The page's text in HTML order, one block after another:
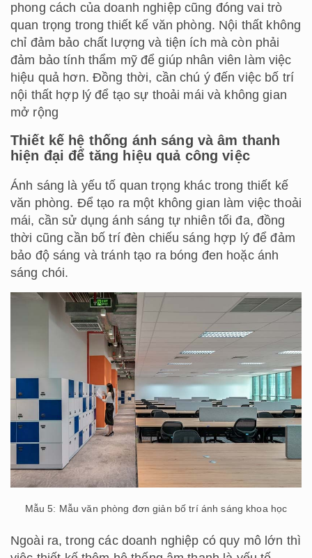
phong cách của doanh nghiệp cũng đóng vai trò
quan trọng trong thiết kế văn phòng. Nội thất không
chỉ đảm bảo chất lượng và tiện ích mà còn phải
đảm bảo tính thẩm mỹ để giúp nhân viên làm việc
hiệu quả hơn. Đồng thời, cần chú ý đến việc bố trí
nội thất hợp lý để tạo sự thoải mái và không gian
mở rộng
Thiết kế hệ thống ánh sáng và âm thanh
hiện đại để tăng hiệu quả công việc
Ánh sáng là yếu tố quan trọng khác trong thiết kế
văn phòng. Để tạo ra một không gian làm việc thoải
mái, cần sử dụng ánh sáng tự nhiên tối đa, đồng
thời cũng cần bố trí đèn chiếu sáng hợp lý để đảm
bảo độ sáng và tránh tạo ra bóng đen hoặc ánh
sáng chói.
Mẫu 5: Mẫu văn phòng đơn giản bố trí ánh sáng khoa học
Ngoài ra, trong các doanh nghiệp có quy mô lớn thì